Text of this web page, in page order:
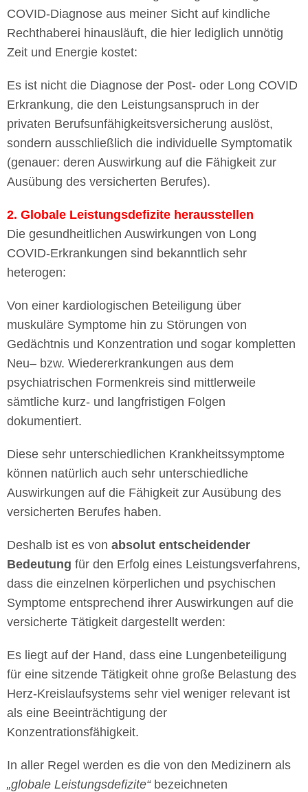
COVID-Diagnose aus meiner Sicht auf kindliche
Rechthaberei hinausläuft, die hier lediglich unnötig
Zeit und Energie kostet:
Es ist nicht die Diagnose der Post- oder Long COVID
Erkrankung, die den Leistungsanspruch in der
privaten Berufsunfähigkeitsversicherung auslöst,
sondern ausschließlich die individuelle Symptomatik
(genauer: deren Auswirkung auf die Fähigkeit zur
Ausübung des versicherten Berufes).
2. Globale Leistungsdefizite herausstellen
Die gesundheitlichen Auswirkungen von Long
COVID-Erkrankungen sind bekanntlich sehr
heterogen:
Von einer kardiologischen Beteiligung über
muskuläre Symptome hin zu Störungen von
Gedächtnis und Konzentration und sogar kompletten
Neu– bzw. Wiedererkrankungen aus dem
psychiatrischen Formenkreis sind mittlerweile
sämtliche kurz- und langfristigen Folgen
dokumentiert.
Diese sehr unterschiedlichen Krankheitssymptome
können natürlich auch sehr unterschiedliche
Auswirkungen auf die Fähigkeit zur Ausübung des
versicherten Berufes haben.
Deshalb ist es von absolut entscheidender
Bedeutung für den Erfolg eines Leistungsverfahrens,
dass die einzelnen körperlichen und psychischen
Symptome entsprechend ihrer Auswirkungen auf die
versicherte Tätigkeit dargestellt werden:
Es liegt auf der Hand, dass eine Lungenbeteiligung
für eine sitzende Tätigkeit ohne große Belastung des
Herz-Kreislaufsystems sehr viel weniger relevant ist
als eine Beeinträchtigung der
Konzentrationsfähigkeit.
In aller Regel werden es die von den Medizinern als
„globale Leistungsdefizite“bezeichneten